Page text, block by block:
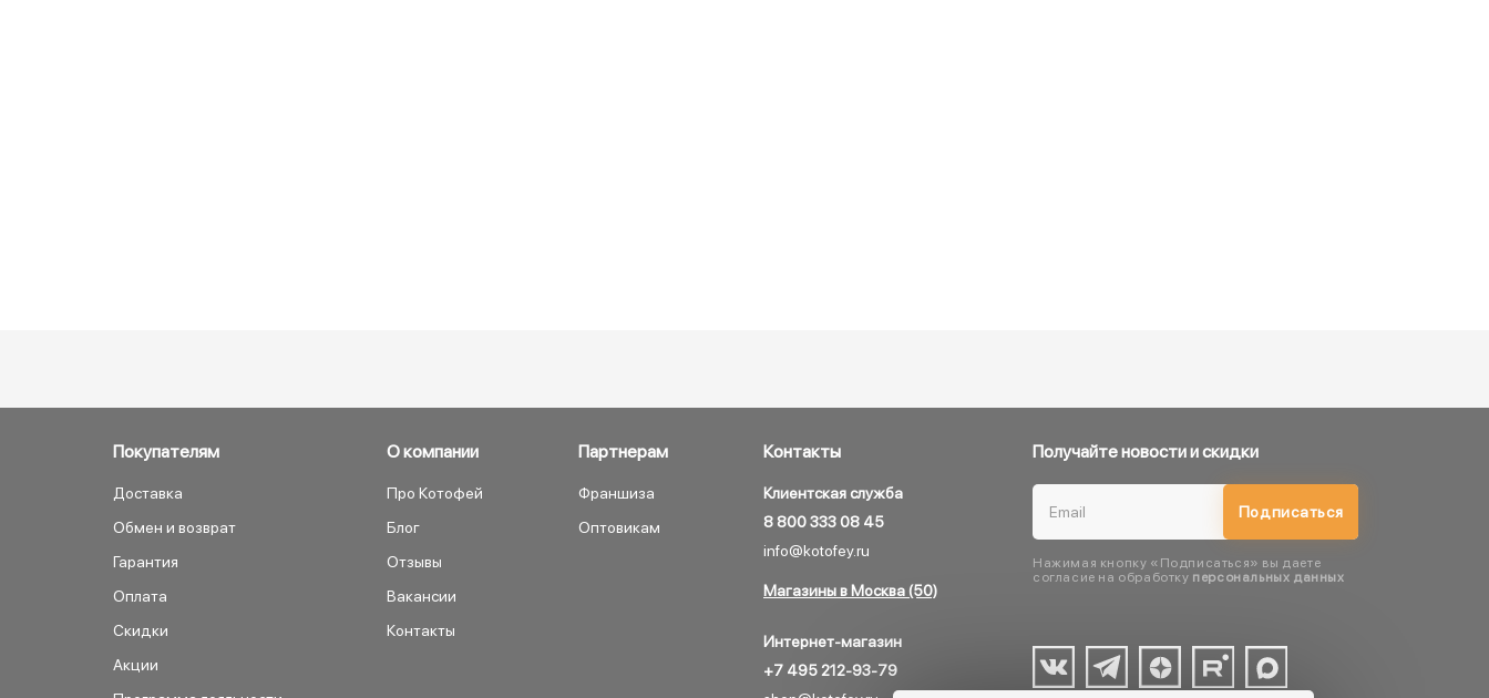
Покупателям
Доставка
Обмен и возврат
Гарантия
Оплата
Скидки
Акции
О компании
Про Котофей
Блог
Отзывы
Вакансии
Контакты
Партнерам
Франшиза
Оптовикам
Контакты
Клиентская служба
8 800 333 08 45
info@kotofey.ru
Магазины в Москва (50)
Интернет-магазин
+7 495 212-93-79
Получайте новости и скидки
Подписаться
Нажимая кнопку «Подписаться» вы даете
согласие на обработку персональных данных